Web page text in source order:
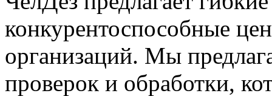
конкурентоспособные
организаций. Мы
проверок и обработки,